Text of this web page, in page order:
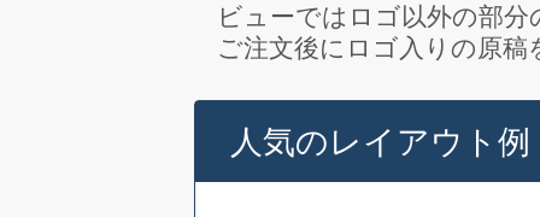
ビューではロゴ以外の部
ご注文後にロゴ入りの原
人気のレイアウト例